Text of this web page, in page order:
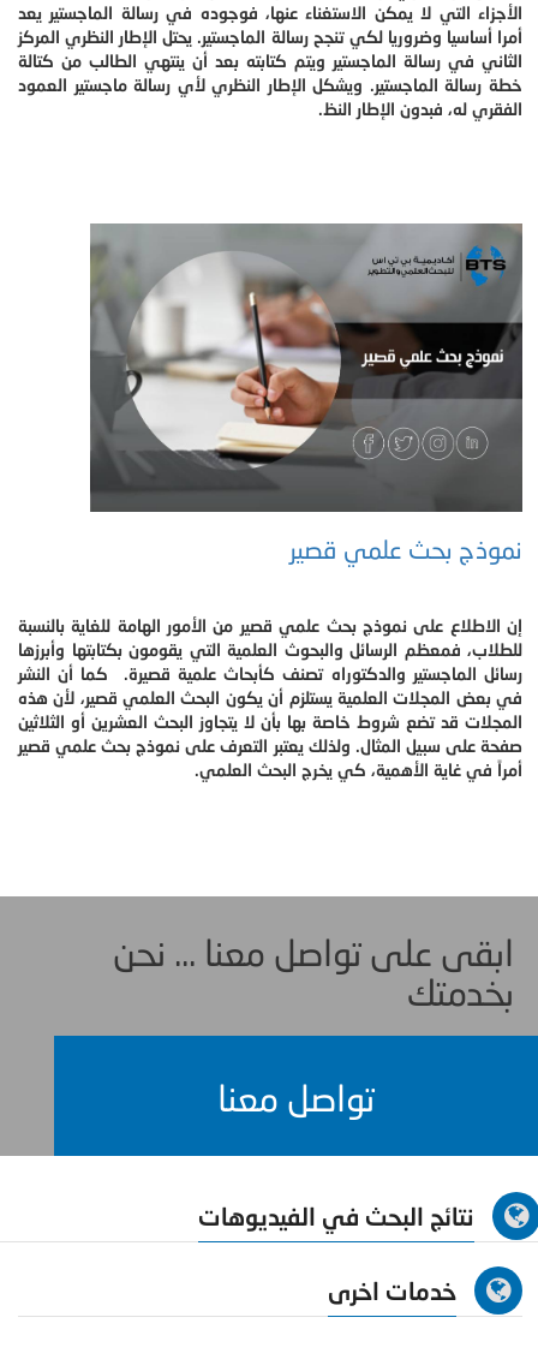
الأجزاء التي لا يمكن الاستغناء عنها، فوجوده في رسالة الماجستير يعد
أمرا أساسيا وضروريا لكي تنجح رسالة الماجستير. يحتل الإطار النظري المركز
الثاني في رسالة الماجستير ويتم كتابته بعد أن ينتهي الطالب من كتالة
خطة رسالة الماجستير. ويشكل الإطار النظري لأي رسالة ماجستير العمود
الفقري له، فبدون الإطار النظ.
نموذج بحث علمي قصير
إن الاطلاع على نموذج بحث علمي قصير من الأمور الهامة للغاية بالنسبة
للطلاب، فمعظم الرسائل والبحوث العلمية التي يقومون بكتابتها وأبرزها
رسائل الماجستير والدكتوراه تصنف كأبحاث علمية قصيرة. كما أن النشر
في بعض المجلات العلمية يستلزم أن يكون البحث العلمي قصير، لأن هذه
المجلات قد تضع شروط خاصة بها بأن لا يتجاوز البحث العشرين أو الثلاثين
صفحة على سبيل المثال. ولذلك يعتبر التعرف على نموذج بحث علمي قصير
أمراً في غاية الأهمية، كي يخرج البحث العلمي.
ابقى على تواصل معنا ... نحن
بخدمتك
تواصل معنا
نتائج البحث في الفيديوهات
خدمات اخرى